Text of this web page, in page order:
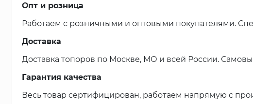
Опт и розница
Работаем с розничными и оптовыми покупателями.
Доставка
Доставка топоров по Москве, МО и всей России.
Гарантия качества
Весь товар сертифицирован, работаем напрямую с